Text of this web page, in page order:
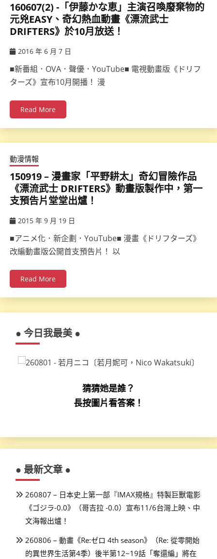
160607(2) -「伊藤かな恵」主演召喚廢棄物的
元兇EASY、奇幻熱血動畫《漂流武士
DRIFTERS》於10月放送！
2016 年 6 月 7 日
■新番組．OVA．聲優．YouTube■ 電視動畫版《ドリフ
ターズ》宣布10月開播！ 漫
Read More
動漫情報
150919 – 漫畫家「平野耕太」奇幻冒險作品
《漂流武士 DRIFTERS》動畫版製作中，第一
支預告片堂堂出爐！
2015 年 9 月 19 日
■アニメ化．新企劃．YouTube■ 漫畫《ドリフターズ》
改編動畫版公開首支預告片！ 以
Read More
● 今日我最美 ●
猜猜她是誰？
長按圖片看答案！
● 最新文章 ●
260807 – 日本史上第一部『IMAX規格』特製巨獸電影
《ゴジラ-0.0》（哥吉拉 -0.0）宣布11/6台灣上映、中
文海報出爐！
260806 – 動畫《Re:ゼロ 4th season》（Re: 從零開始
的異世界生活第4季）後半第12~19話「奪還編」將在